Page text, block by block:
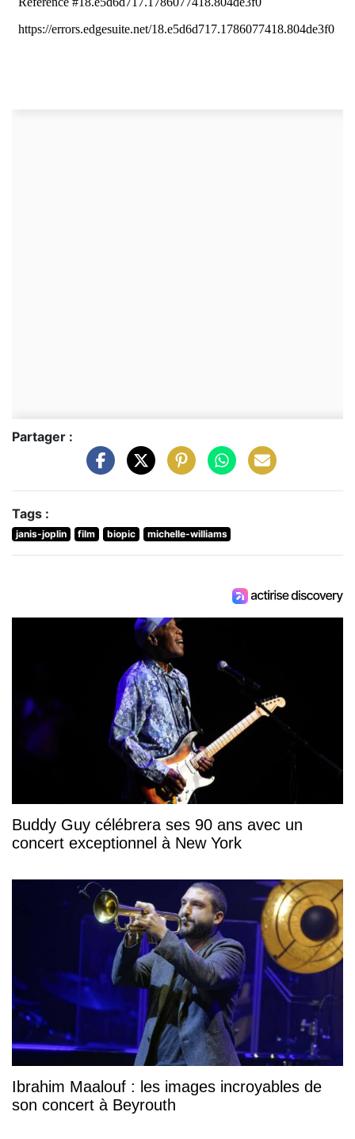
Partager :
Tags :
janis-joplin film biopic michelle-williams
Buddy Guy célébrera ses 90 ans avec un
concert exceptionnel à New York
Ibrahim Maalouf : les images incroyables de
son concert à Beyrouth